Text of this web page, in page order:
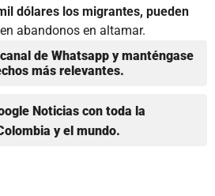
dólares los migrantes, pueden
abandonos en altamar.
de Whatsapp y manténgase
más relevantes.
Noticias con toda la
y el mundo.